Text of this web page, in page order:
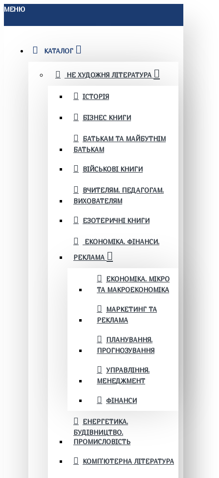
МЕНЮ
КАТАЛОГ
НЕ ХУДОЖНЯ ЛІТЕРАТУРА
ІСТОРІЯ
БІЗНЕС КНИГИ
БАТЬКАМ ТА МАЙБУТНІМ
БАТЬКАМ
ВІЙСЬКОВІ КНИГИ
ВЧИТЕЛЯМ. ПЕДАГОГАМ.
ВИХОВАТЕЛЯМ
ЕЗОТЕРИЧНІ КНИГИ
ЕКОНОМІКА. ФІНАНСИ.
РЕКЛАМА
ЕКОНОМІКА. МІКРО
ТА МАКРОЕКОНОМІКА
МАРКЕТИНГ ТА
РЕКЛАМА
ПЛАНУВАННЯ.
ПРОГНОЗУВАННЯ
УПРАВЛІННЯ.
МЕНЕДЖМЕНТ
ФІНАНСИ
ЕНЕРГЕТИКА.
БУДІВНИЦТВО.
ПРОМИСЛОВІСТЬ
КОМП'ЮТЕРНА ЛІТЕРАТУРА